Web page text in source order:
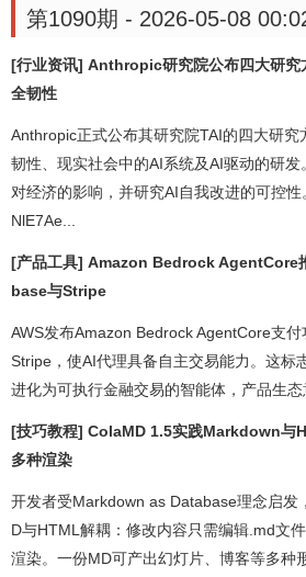
第1090期 - 2026-05-08
[行业资讯] Anthropic研究院公布四大研究
全韧性
Anthropic正式公布其研究院TAI的四大研
韧性、现实社会中的AI系统及AI驱动的研
对经济的影响，并研究AI自我改进的可控
NlE7Ae...
[产品工具] Amazon Bedrock AgentCore
base与Stripe
AWS发布Amazon Bedrock AgentCore支
Stripe，使AI代理具备自主交易能力。这标
进化为可执行金融交易的智能体，产品生态
[技巧教程] ColaMD 1.5实践Markdown与
多种渲染
开发者受Markdown as Database理念启发
D与HTML解耦：修改内容只需编辑.md文
渲染。一份MD可产出幻灯片、博客等多种